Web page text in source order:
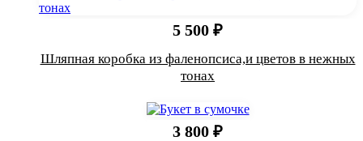
5 500 ₽
Шляпная коробка из фаленопсиса,и цветов в нежных
тонах
3 800 ₽